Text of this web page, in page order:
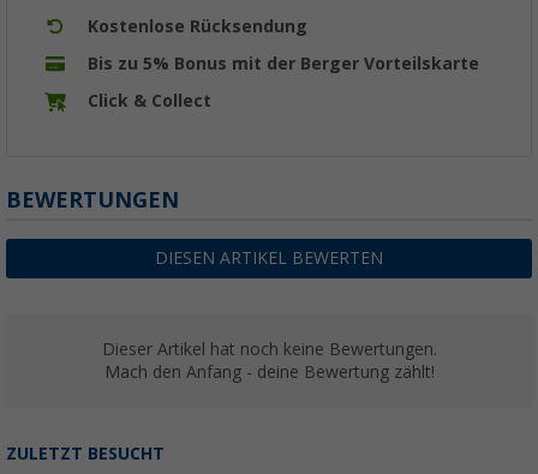
Kostenlose Rücksendung
Bis zu 5% Bonus mit der Berger Vorteilskarte
Click & Collect
BEWERTUNGEN
DIESEN ARTIKEL BEWERTEN
Dieser Artikel hat noch keine Bewertungen.
Mach den Anfang - deine Bewertung zählt!
ZULETZT BESUCHT